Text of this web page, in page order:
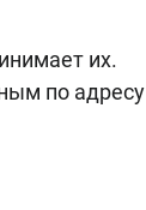
их.
по адресу